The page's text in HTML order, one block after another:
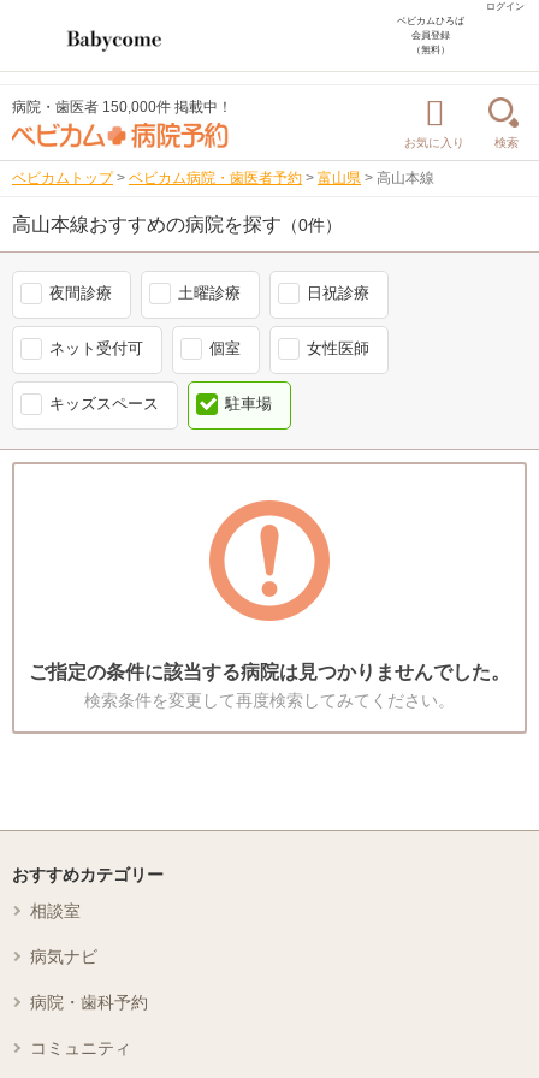
ログイン
ベビカムひろば
会員登録
（無料）
病院・歯医者 150,000件 掲載中！
お気に入り 検索
ベビカムトップ > ベビカム病院・歯医者予約 > 富山県 > 高山本線
高山本線おすすめの病院を探す （0件）
夜間診療 土曜診療 日祝診療
ネット受付可 個室 女性医師
キッズスペース 駐車場
ご指定の条件に該当する病院は見つかりませんでした。
検索条件を変更して再度検索してみてください。
おすすめカテゴリー
相談室
病気ナビ
病院・歯科予約
コミュニティ